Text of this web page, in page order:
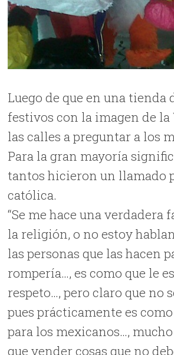
Luego de que en una
festivos con la imagen de
las calles a preguntar a los
Para la gran mayoría
tantos hicieron un llamado
católica.
“Se me hace una
la religión, o no estoy
las personas que las hacen
rompería…, es como que le
respeto…, pero claro que no
pues prácticamente es
para los mexicanos…,
que vender cosas que no